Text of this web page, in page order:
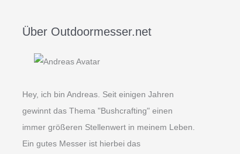
Über Outdoormesser.net
Hey, ich bin Andreas. Seit einigen Jahren
gewinnt das Thema "Bushcrafting" einen
immer größeren Stellenwert in meinem Leben.
Ein gutes Messer ist hierbei das